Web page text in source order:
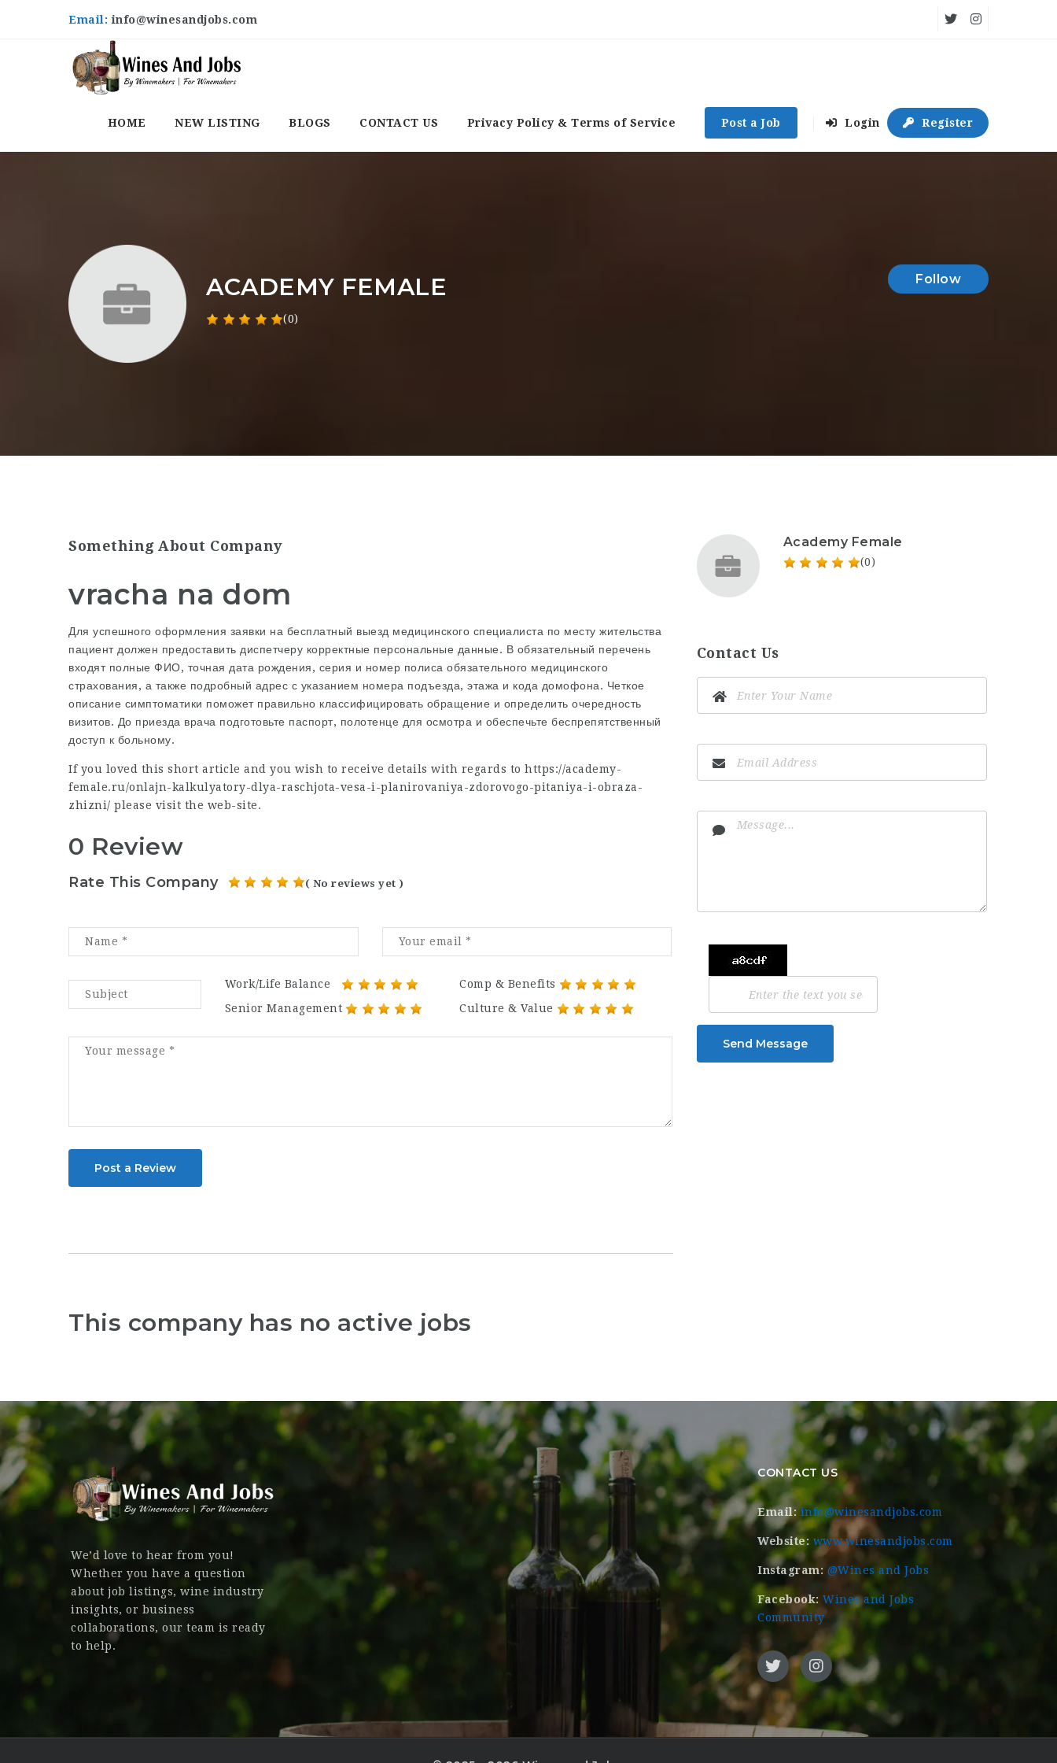
Email:info@winesandjobs.com
HOME NEW LISTING BLOGS CONTACT US Privacy Policy & Terms of Service Post a Job Login Register
ACADEMY FEMALE
(0)
Follow
Something About Company
vracha na dom
Для успешного оформления заявки на бесплатный выезд медицинского специалиста по месту жительства
пациент должен предоставить диспетчеру корректные персональные данные. В обязательный перечень
входят полные ФИО, точная дата рождения, серия и номер полиса обязательного медицинского
страхования, а также подробный адрес с указанием номера подъезда, этажа и кода домофона. Четкое
описание симптоматики поможет правильно классифицировать обращение и определить очередность
визитов. До приезда врача подготовьте паспорт, полотенце для осмотра и обеспечьте беспрепятственный
доступ к больному.
If you loved this short article and you wish to receive details with regards to https://academy-
female.ru/onlajn-kalkulyatory-dlya-raschjota-vesa-i-planirovaniya-zdorovogo-pitaniya-i-obraza-
zhizni/ please visit the web-site.
0 Review
Rate This Company ( No reviews yet )
Work/Life Balance
Comp & Benefits
Senior Management
Culture & Value
Post a Review
This company has no active jobs
Academy Female
(0)
Contact Us
Send Message
We’d love to hear from you!
Whether you have a question
about job listings, wine industry
insights, or business
collaborations, our team is ready
to help.
CONTACT US
Email: info@winesandjobs.com
Website: www.winesandjobs.com
Instagram: @Wines and Jobs
Facebook: Wines and Jobs
Community